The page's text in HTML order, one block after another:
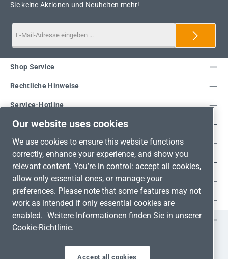
Sie keine Aktionen und Neuheiten mehr!
Service-Hotline
Shop Service
Rechtliche Hinweise
Unsere Vorteile
Versandarten
Zahlungsarten
Adresse
Umweltschutz & Partnerschaft
Jetzt auf Social Media folgen!
FacebookInstagramYouTubeLinkedIn
Our website uses cookies
We use cookies to ensure this website functions
correctly, enhance your experience, and show you
relevant content. You’re in control: accept all cookies,
allow only essential ones, or manage your
preferences. Please note that some features may not
work as intended if only essential cookies are
enabled. Weitere Informationen finden Sie in unserer
Cookie-Richtlinie.
Accept all cookies